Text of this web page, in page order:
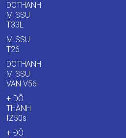
DOTHANH
MISSU
T33L
MISSU
T26
DOTHANH
MISSU
VAN V56
+ ĐÔ
THÀNH
IZ50s
+ ĐÔ